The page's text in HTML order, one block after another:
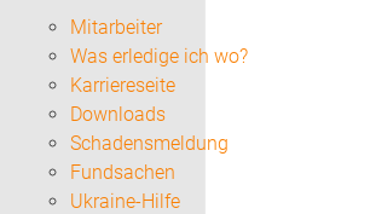
Mitarbeiter
Was erledige ich wo?
Karriereseite
Downloads
Schadensmeldung
Fundsachen
Ukraine-Hilfe